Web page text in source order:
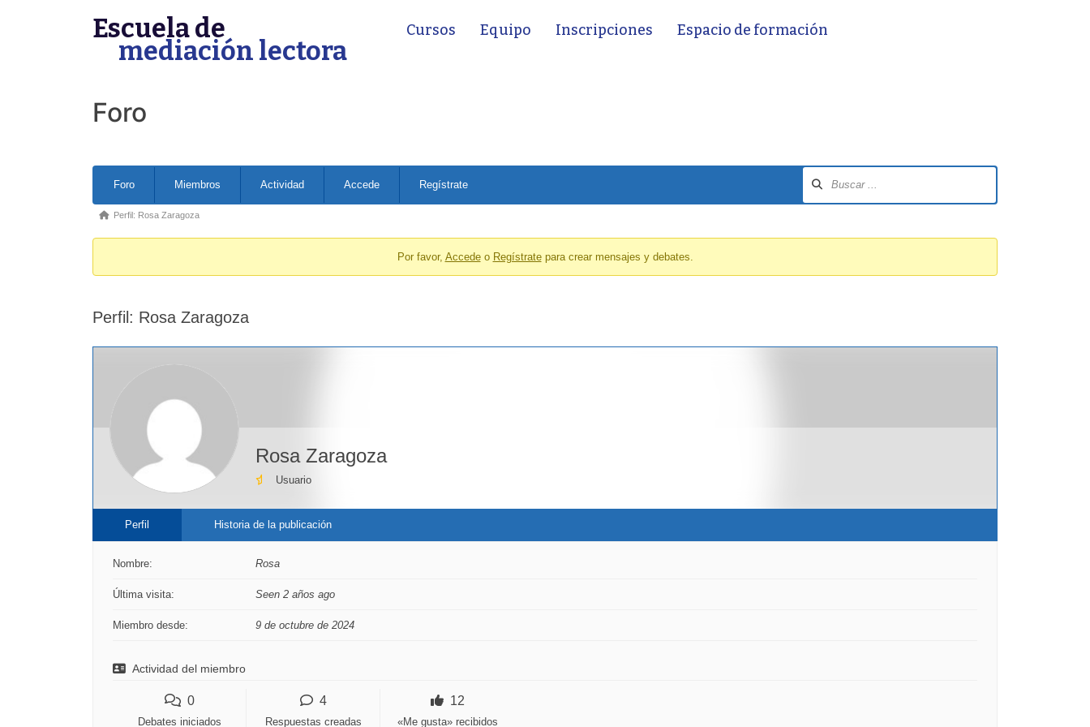
Escuela de
mediación lectora
Cursos Equipo Inscripciones Espacio de formación
Foro
Navigation
Foro Miembros Actividad Accede Regístrate
Forum
You
here:
Perfil: Rosa Zaragoza
Por favor, Accedeo Regístratepara crear mensajes y debates.
Perfil: Rosa Zaragoza
Rosa Zaragoza
Usuario
Perfil Historia de la publicación
Nombre: Rosa
Última visita: Seen 2 años ago
Miembro desde: 9 de octubre de 2024
Actividad del miembro
0
Debates iniciados
4
Respuestas creadas
12
«Me gusta» recibidos